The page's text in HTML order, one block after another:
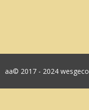
aa© 2017 - 2024 wesgeco